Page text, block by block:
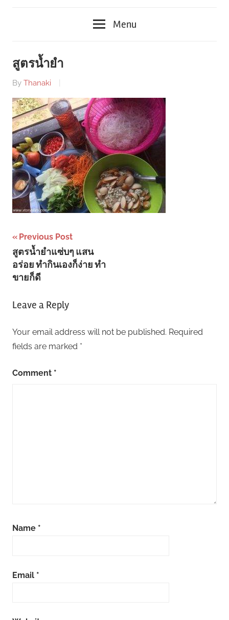
Menu
สูตรน้ำยำ
By Thanaki
Post
navigation
Previous Post
สูตรน้ำยำแซ่บๆ แสน
อร่อย ทำกินเองก็ง่าย ทำ
ขายก็ดี
Leave a Reply
Your email address will not be published. Required
fields are marked *
Comment *
Name *
Email *